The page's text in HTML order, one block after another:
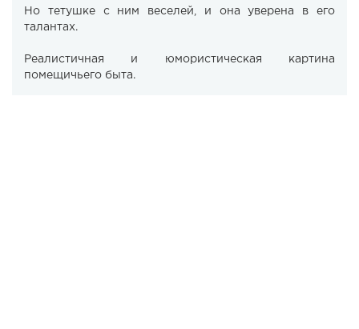
Но тетушке с ним веселей, и она уверена в его
талантах.
Реалистичная и юмористическая картина
помещичьего быта.